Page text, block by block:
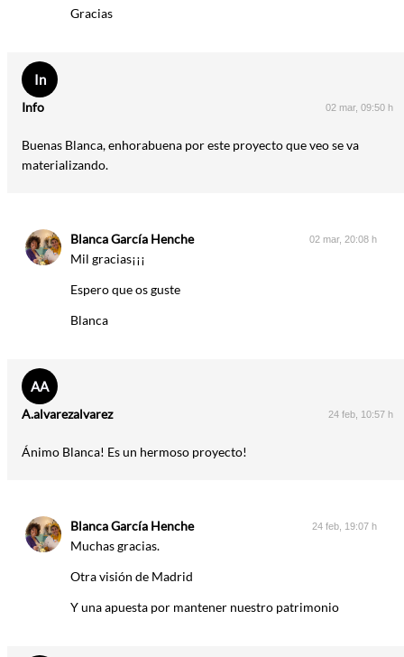
Gracias
In
Info 02 mar, 09:50 h
Buenas Blanca, enhorabuena por este proyecto que veo se va
materializando.
Blanca García Henche 02 mar, 20:08 h
Mil gracias¡¡¡
Espero que os guste
Blanca
AA
A.alvarezalvarez 24 feb, 10:57 h
Ánimo Blanca! Es un hermoso proyecto!
Blanca García Henche 24 feb, 19:07 h
Muchas gracias.
Otra visión de Madrid
Y una apuesta por mantener nuestro patrimonio